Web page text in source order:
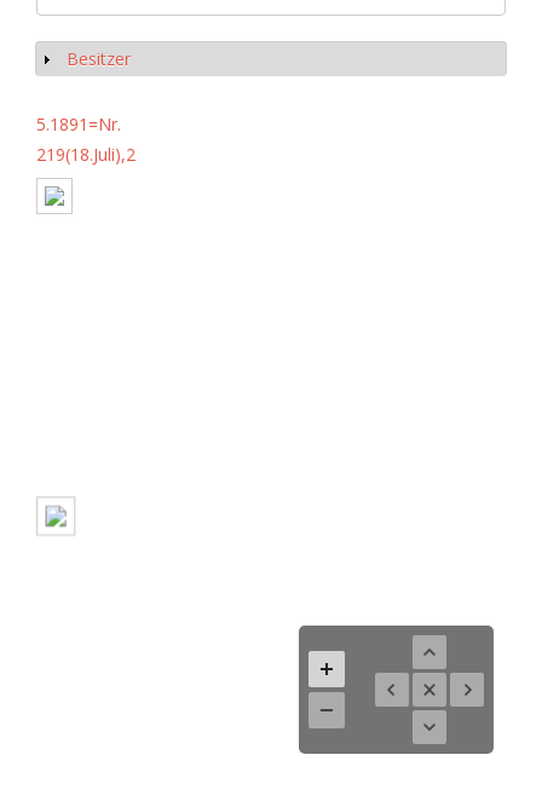
Anzeigen
Besitzer
5.1891=Nr.
219(18.Juli),2